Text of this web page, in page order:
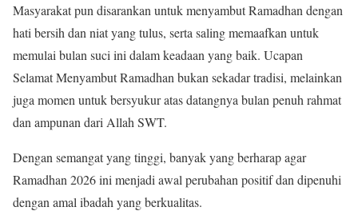
Masyarakat pun disarankan untuk menyambut Ramadhan dengan
hati bersih dan niat yang tulus, serta saling memaafkan untuk
memulai bulan suci ini dalam keadaan yang baik. Ucapan
Selamat Menyambut Ramadhan bukan sekadar tradisi, melainkan
juga momen untuk bersyukur atas datangnya bulan penuh rahmat
dan ampunan dari Allah SWT.
Dengan semangat yang tinggi, banyak yang berharap agar
Ramadhan 2026 ini menjadi awal perubahan positif dan dipenuhi
dengan amal ibadah yang berkualitas.